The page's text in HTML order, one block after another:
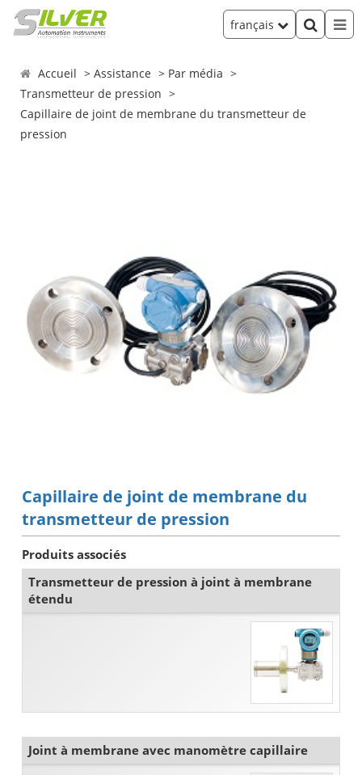
français
Accueil Assistance
Par média
Transmetteur de pression
Capillaire de joint de membrane du transmetteur de
pression
Capillaire de joint de membrane du
transmetteur de pression
Produits associés
Transmetteur de pression à joint à membrane
étendu
Joint à membrane avec manomètre capillaire